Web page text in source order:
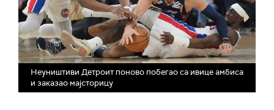
Неуништиви Детроит поново побегао са ивице амбиса
и заказао мајсторицу